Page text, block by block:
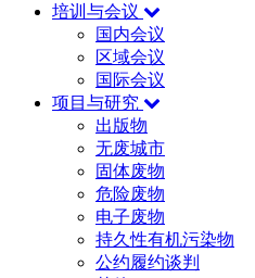
培训与会议
国内会议
区域会议
国际会议
项目与研究
出版物
无废城市
固体废物
危险废物
电子废物
持久性有机污染物
公约履约谈判